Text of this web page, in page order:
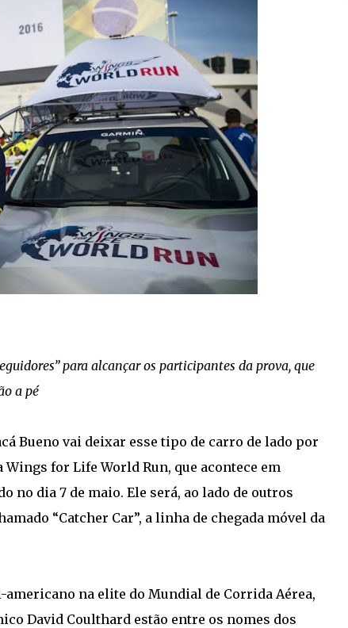
para alcançar os participantes da prova, que
a pé
Bueno vai deixar esse tipo de carro de lado por
for Life World Run, que acontece em
no dia 7 de maio. Ele será, ao lado de outros
“Catcher Car”, a linha de chegada móvel da
na elite do Mundial de Corrida Aérea,
David Coulthard estão entre os nomes dos